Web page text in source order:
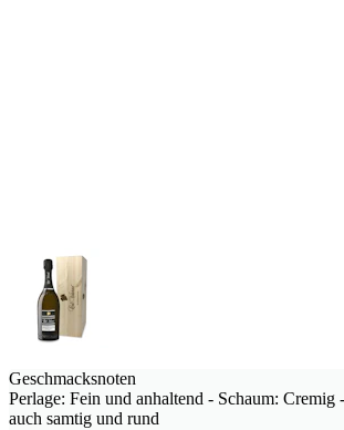
Geschmacksnoten
Perlage: Fein und anhaltend - Schaum:
auch samtig und rund